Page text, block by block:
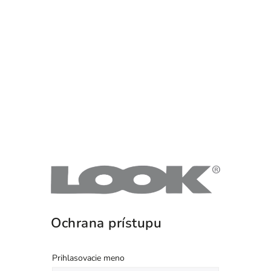
Ochrana prístupu
Prihlasovacie meno